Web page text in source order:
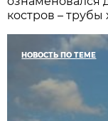
костров –
НОВОСТЬ ПО ТЕМЕ